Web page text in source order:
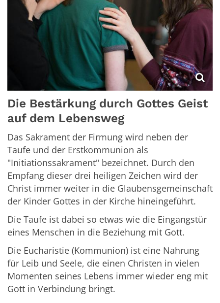
Die Bestärkung durch Gottes Geist
auf dem Lebensweg
Das Sakrament der Firmung wird neben der
Taufe und der Erstkommunion als
"Initiationssakrament" bezeichnet. Durch den
Empfang dieser drei heiligen Zeichen wird der
Christ immer weiter in die Glaubensgemeinschaft
der Kinder Gottes in der Kirche hineingeführt.
Die Taufe ist dabei so etwas wie die Eingangstür
eines Menschen in die Beziehung mit Gott.
Die Eucharistie (Kommunion) ist eine Nahrung
für Leib und Seele, die einen Christen in vielen
Momenten seines Lebens immer wieder eng mit
Gott in Verbindung bringt.